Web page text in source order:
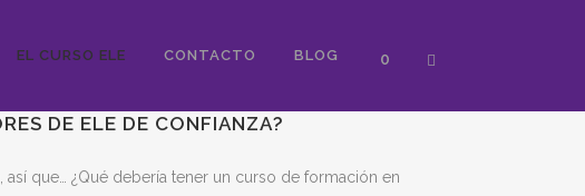
0
EL CURSO ELE CONTACTO BLOG
DE ELE DE CONFIANZA?
que… ¿Qué debería tener un curso de formación en